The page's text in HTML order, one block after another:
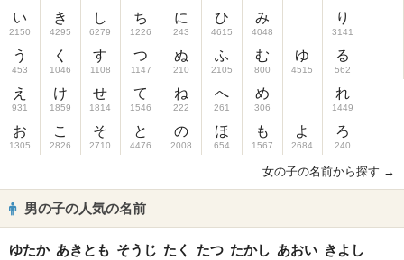
い
2150
う
453
え
931
お
1305
き
4295
く
1046
け
1859
こ
2826
し
6279
す
1108
せ
1814
そ
2710
ち
1226
つ
1147
て
1546
と
4476
に
243
ぬ
210
ね
222
の
2008
ひ
4615
ふ
2105
へ
261
ほ
654
み
4048
む
800
め
306
も
1567
ゆ
4515
よ
2684
り
3141
る
562
れ
1449
ろ
240
女の子の名前から探す →
男の子の人気の名前
ゆたか あきとも そうじ たく たつ たかし あおい きよし